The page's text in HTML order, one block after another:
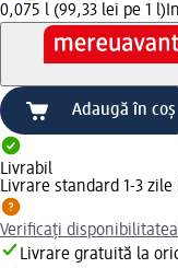
0,075 l (99,33 lei pe 1 l)
Adaugă în coș
Livrabil
Livrare standard 1-3
Verificați
Livrare gratuită la